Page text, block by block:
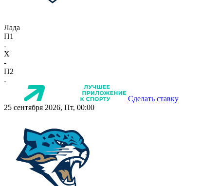
Лада
П1
-
X
-
П2
-
Сделать ставку
25 сентября 2026, Пт, 00:00